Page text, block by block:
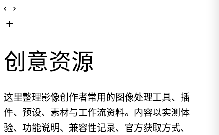
创意资源
这里整理影像创作者常用的图像处理工具、插
件、预设、素材与工作流资料。内容以实测体
验、功能说明、兼容性记录、官方获取方式、